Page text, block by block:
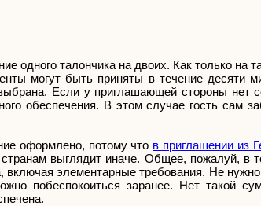
одного талончика на двоих. Как только на
могут быть приняты в течение десяти
Если у приглашающей стороны нет
обеспечения. В этом случае гость сам
оформлено, потому что в приглашении из
выглядит иначе. Общее, пожалуй, в
элементарные требования. Не
побеспокоиться заранее. Нет такой